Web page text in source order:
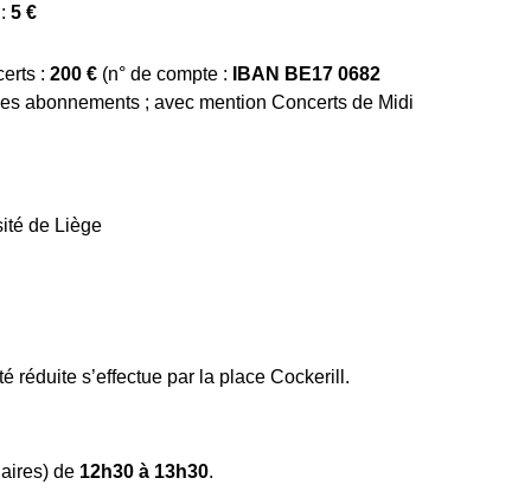
5 €
: 200 € (n° de compte :
IBAN BE17 0682
abonnements ; avec mention Concerts de Midi
de Liège
réduite s’effectue par la place Cockerill.
de 12h30 à 13h30.